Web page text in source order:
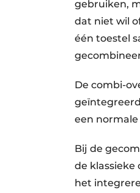
gebruiken,
dat niet wil
één toestel
De combi-
een
Bij de
de
het